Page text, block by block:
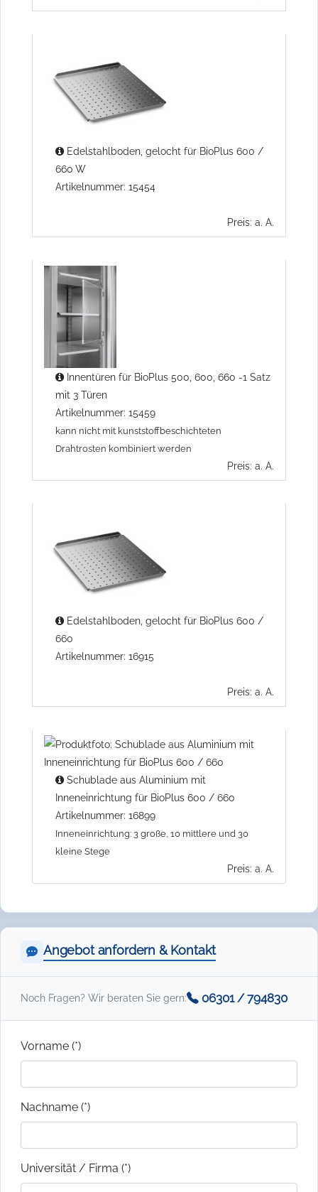
Edelstahlboden, gelocht für BioPlus 600 /
660 W
Artikelnummer: 15454
Preis: a. A.
Innentüren für BioPlus 500, 600, 660 -1 Satz
mit 3 Türen
Artikelnummer: 15459
kann nicht mit kunststoffbeschichteten
Drahtrosten kombiniert werden
Preis: a. A.
Edelstahlboden, gelocht für BioPlus 600 /
660
Artikelnummer: 16915
Preis: a. A.
Schublade aus Aluminium mit
Inneneinrichtung für BioPlus 600 / 660
Artikelnummer: 16899
Inneneinrichtung: 3 große, 10 mittlere und 30
kleine Stege
Preis: a. A.
Angebot anfordern & Kontakt
Noch Fragen? Wir beraten Sie gern: 06301 / 794830
Vorname (*)
Nachname (*)
Universität / Firma (*)